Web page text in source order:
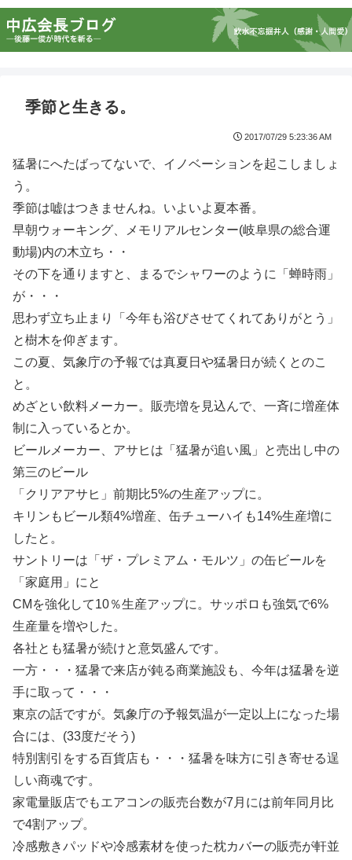
季節と生きる。
2017/07/29 5:23:36 AM
猛暑にへたばってないで、イノベーションを起こしましょ
う。
季節は嘘はつきませんね。いよいよ夏本番。
早朝ウォーキング、メモリアルセンター(岐阜県の総合運
動場)内の木立ち・・
その下を通りますと、まるでシャワーのように「蝉時雨」
が・・・
思わず立ち止まり「今年も浴びさせてくれてありがとう」
と樹木を仰ぎます。
この夏、気象庁の予報では真夏日や猛暑日が続くとのこ
と。
めざとい飲料メーカー。販売増を見込んで、一斉に増産体
制に入っているとか。
ビールメーカー、アサヒは「猛暑が追い風」と売出し中の
第三のビール
「クリアアサヒ」前期比5%の生産アップに。
キリンもビール類4%増産、缶チューハイも14%生産増に
したと。
サントリーは「ザ・プレミアム・モルツ」の缶ビールを
「家庭用」にと
CMを強化して10％生産アップに。サッポロも強気で6%
生産量を増やした。
各社とも猛暑が続けと意気盛んです。
一方・・・猛暑で来店が鈍る商業施設も、今年は猛暑を逆
手に取って・・・
東京の話ですが。気象庁の予報気温が一定以上になった場
合には、(33度だそう)
特別割引をする百貨店も・・・猛暑を味方に引き寄せる逞
しい商魂です。
家電量販店でもエアコンの販売台数が7月には前年同月比
で4割アップ。
冷感敷きパッドや冷感素材を使った枕カバーの販売が軒並